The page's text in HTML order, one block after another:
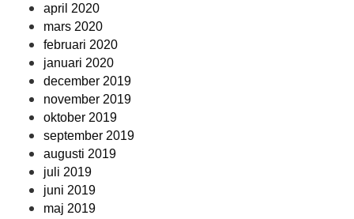
april 2020
mars 2020
februari 2020
januari 2020
december 2019
november 2019
oktober 2019
september 2019
augusti 2019
juli 2019
juni 2019
maj 2019